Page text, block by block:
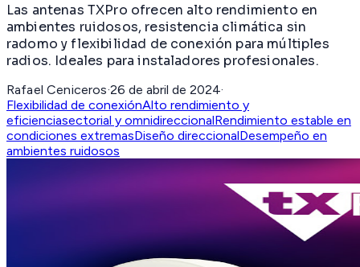
Las antenas TXPro ofrecen alto rendimiento en
ambientes ruidosos, resistencia climática sin
radomo y flexibilidad de conexión para múltiples
radios. Ideales para instaladores profesionales.
Rafael Ceniceros·26 de abril de 2024·
Flexibilidad de conexiónAlto rendimiento y
eficienciasectorial y omnidireccionalRendimiento estable en
condiciones extremasDiseño direccionalDesempeño en
ambientes ruidosos